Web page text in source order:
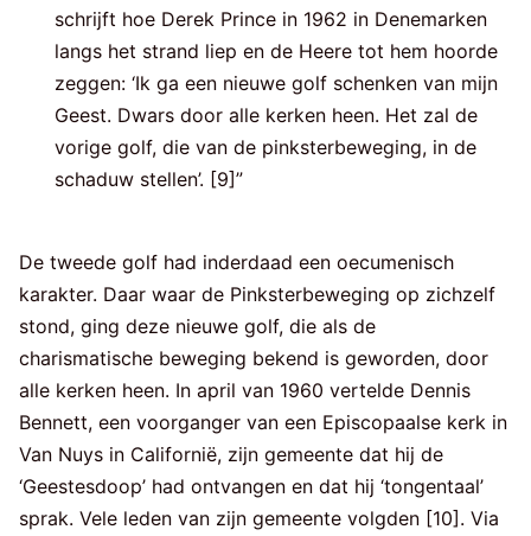
schrijft hoe Derek Prince in 1962 in Denemarken
langs het strand liep en de Heere tot hem hoorde
zeggen: ‘Ik ga een nieuwe golf schenken van mijn
Geest. Dwars door alle kerken heen. Het zal de
vorige golf, die van de pinksterbeweging, in de
schaduw stellen’. [9]”
De tweede golf had inderdaad een oecumenisch
karakter. Daar waar de Pinksterbeweging op zichzelf
stond, ging deze nieuwe golf, die als de
charismatische beweging bekend is geworden, door
alle kerken heen. In april van 1960 vertelde Dennis
Bennett, een voorganger van een Episcopaalse kerk in
Van Nuys in Californië, zijn gemeente dat hij de
‘Geestesdoop’ had ontvangen en dat hij ‘tongentaal’
sprak. Vele leden van zijn gemeente volgden [10]. Via